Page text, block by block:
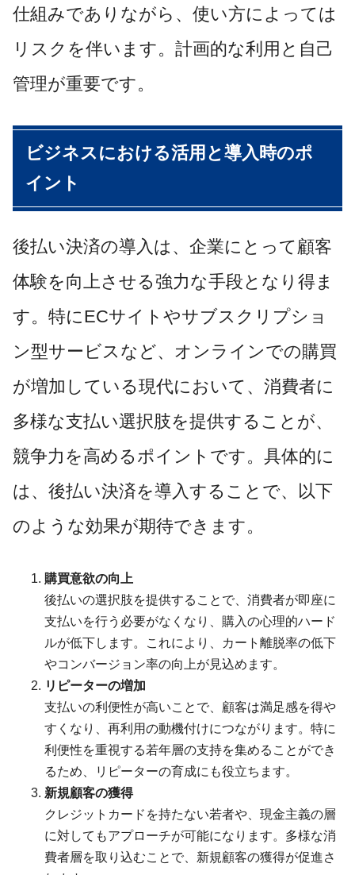
仕組みでありながら、使い方によっては
リスクを伴います。計画的な利用と自己
管理が重要です。
ビジネスにおける活用と導入時のポ
イント
後払い決済の導入は、企業にとって顧客
体験を向上させる強力な手段となり得ま
す。特にECサイトやサブスクリプショ
ン型サービスなど、オンラインでの購買
が増加している現代において、消費者に
多様な支払い選択肢を提供することが、
競争力を高めるポイントです。具体的に
は、後払い決済を導入することで、以下
のような効果が期待できます。
購買意欲の向上
後払いの選択肢を提供することで、消費者が即座に
支払いを行う必要がなくなり、購入の心理的ハード
ルが低下します。これにより、カート離脱率の低下
やコンバージョン率の向上が見込めます。
リピーターの増加
支払いの利便性が高いことで、顧客は満足感を得や
すくなり、再利用の動機付けにつながります。特に
利便性を重視する若年層の支持を集めることができ
るため、リピーターの育成にも役立ちます。
新規顧客の獲得
クレジットカードを持たない若者や、現金主義の層
に対してもアプローチが可能になります。多様な消
費者層を取り込むことで、新規顧客の獲得が促進さ